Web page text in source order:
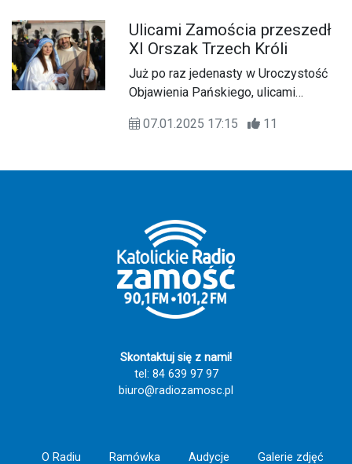
wydarzenia.
Ulicami Zamościa przeszedł
XI Orszak Trzech Króli
Już po raz jedenasty w Uroczystość
Objawienia Pańskiego, ulicami
Króli, który odbył się pod hasłem
07.01.2025 17:15 11
Skontaktuj się z nami!
tel: 84 639 97 97
biuro@radiozamosc.pl
O Radiu Ramówka Audycje Galerie zdjęć